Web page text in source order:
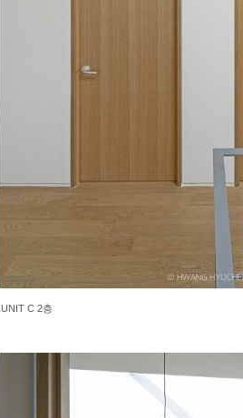
UNIT C 2층